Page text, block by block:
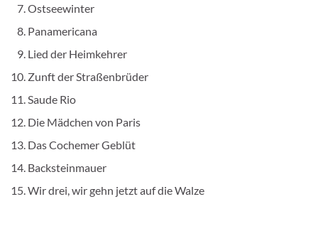
Ostseewinter
Panamericana
Lied der Heimkehrer
Zunft der Straßenbrüder
Saude Rio
Die Mädchen von Paris
Das Cochemer Geblüt
Backsteinmauer
Wir drei, wir gehn jetzt auf die Walze